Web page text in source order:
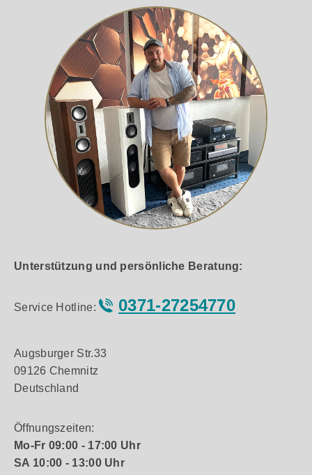
Unterstützung und persönliche Beratung:
Service Hotline: 0371-27254770
Augsburger Str.33
09126 Chemnitz
Deutschland
Öffnungszeiten:
Mo-Fr 09:00 - 17:00 Uhr
SA 10:00 - 13:00 Uhr